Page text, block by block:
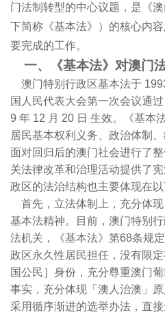
门法制转型的中心议题，是《
下简称《基本法》）的核心内
要完成的工作。
一、《基本法》对澳门
澳门特别行政区基本法于
国人民代表大会第一次会议通
9 年 12 月 20 日 生效。《基本
居民基本权利义务、政治体制
面对回归后的澳门社会进行了
关法律改革和治理活动提供了
政区的法治结构也主要体现在以
首先，立法体制上，充分体
基本法精神。目前，澳门特别
法机关，《基本法》第68条规
政区永久性居民担任，没有限
国公民］身份，充分尊重澳门
事实，充分体现「澳人治澳」
采用循序渐进的选举办法，直